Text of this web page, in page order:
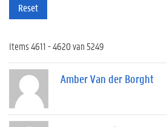
Reset
Items 4611 - 4620 van 5249
Amber Van der Borght